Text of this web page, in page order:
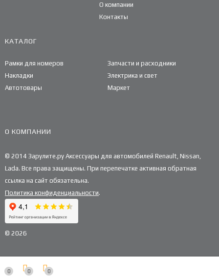
О компании
Контакты
КАТАЛОГ
Рамки для номеров
Накладки
Автотовары
Запчасти и расходники
Электрика и свет
Маркет
О КОМПАНИИ
© 2014 Зарулите.ру Аксессуары для автомобилей Renault, Nissan,
Lada. Все права защищены. При перепечатке активная обратная
ссылка на сайт обязательна.
Политика конфиденциальности.
© 2026
0 0 0